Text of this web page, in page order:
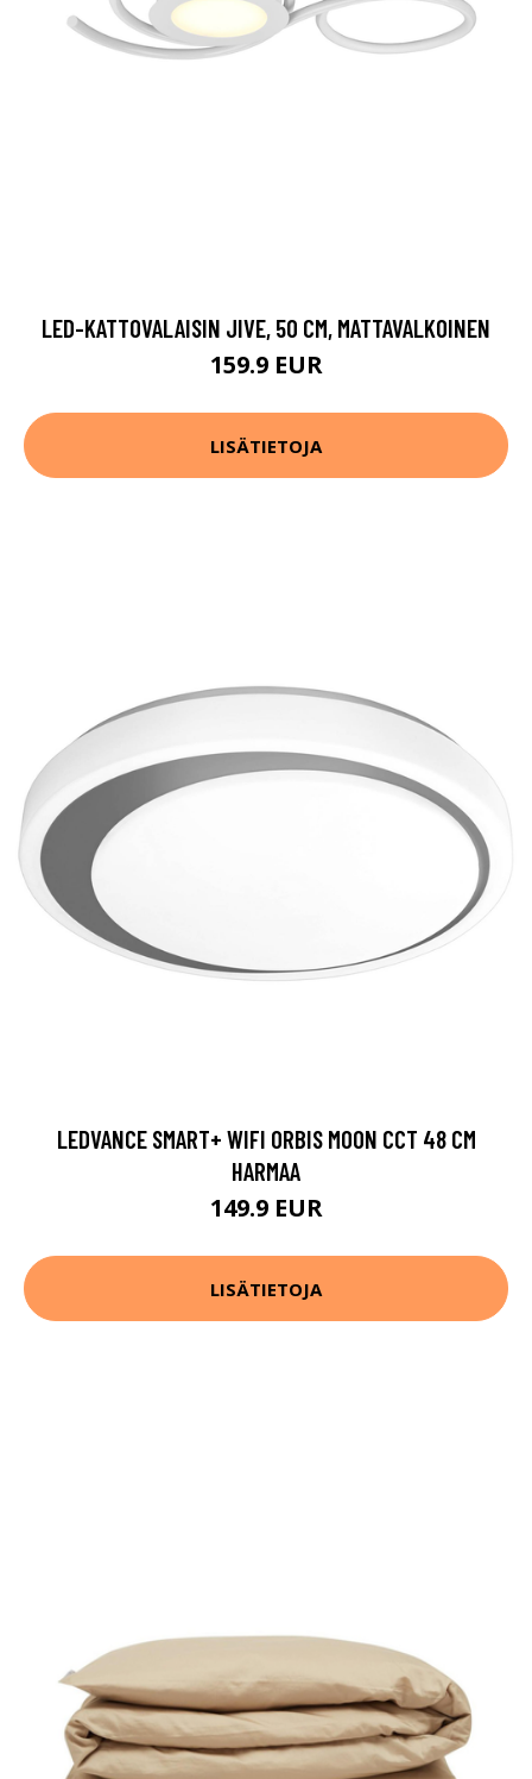
LED-KATTOVALAISIN JIVE, 50 CM, MATTAVALKOINEN
159.9 EUR
LISÄTIETOJA
LEDVANCE SMART+ WIFI ORBIS MOON CCT 48 CM
HARMAA
149.9 EUR
LISÄTIETOJA